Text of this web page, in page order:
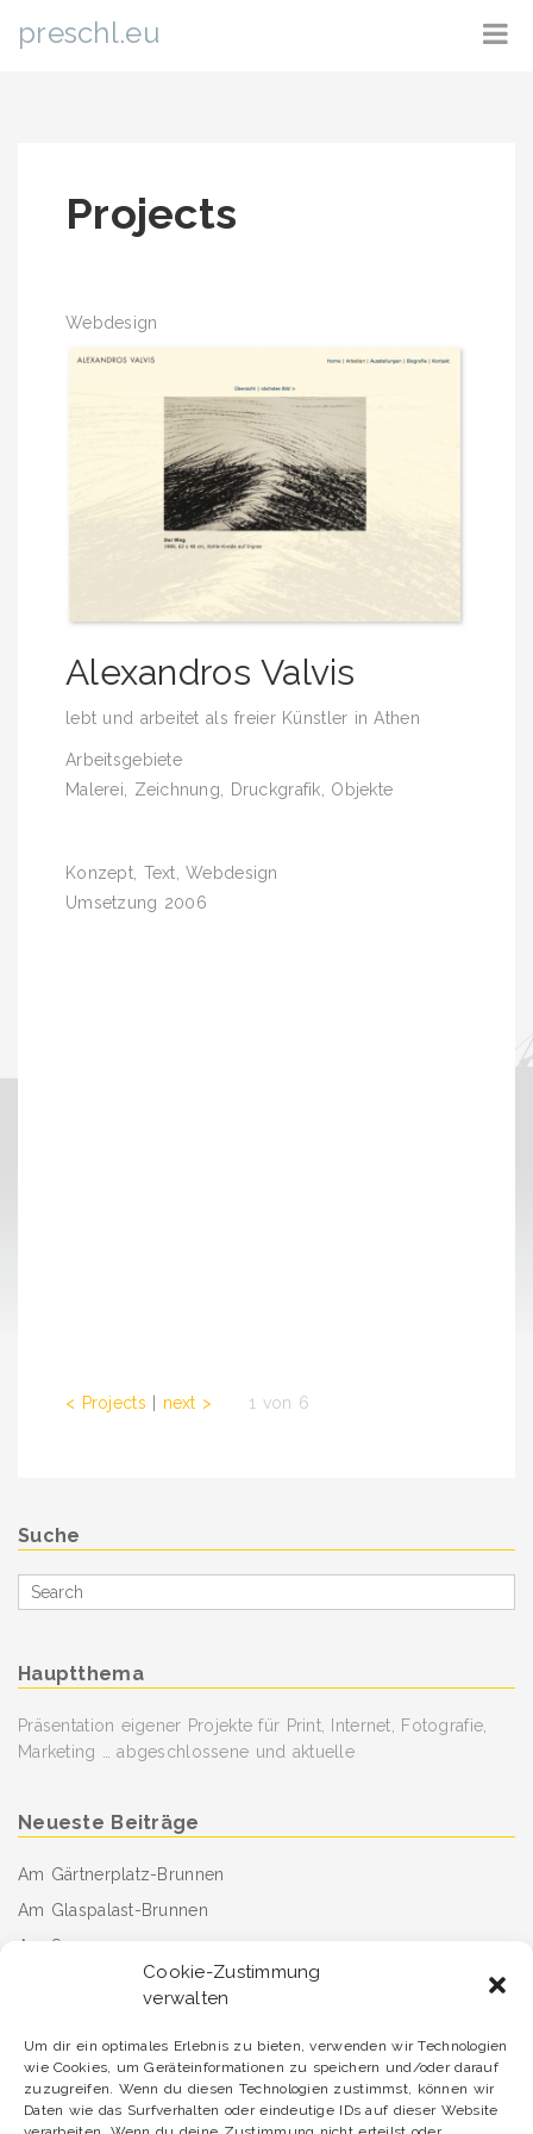
Cookie-Zustimmung
verwalten
Um dir ein optimales Erlebnis zu bieten, verwenden wir Technologien
wie Cookies, um Geräteinformationen zu speichern und/oder darauf
zuzugreifen. Wenn du diesen Technologien zustimmst, können wir
Daten wie das Surfverhalten oder eindeutige IDs auf dieser Website
preschl.eu
Projects
Webdesign
Alexandros Valvis
lebt und arbeitet als freier Künstler in Athen
Arbeitsgebiete
Malerei, Zeichnung, Druckgrafik, Objekte
Konzept, Text, Webdesign
Umsetzung 2006
< Projects next > 1 von 6
Suche
Search
for
Hauptthema
Präsentation eigener Projekte für Print, Internet, Fotografie,
Marketing … abgeschlossene und aktuelle
Neueste Beiträge
Am Gärtnerplatz-Brunnen
Am Glaspalast-Brunnen
Am See
Fahrt mit der legendären Dampf-Straßenbahn
Damit der Tag gut beginnt
arrived – angekommen
Erfrischung willkommen